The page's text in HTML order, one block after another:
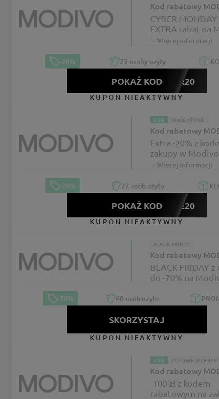
Kod rabatowy
CYBER
EXTRA rabat na
Więcej informacji
-20% 23 osoby użyły
POKAŻ KODCYBER20
KUPON NIEAKTYWNY
KOD WALENTYNKI
Kod rabatowy
Extra -20% z
zakupy w Modivo
Więcej informacji
-20% 27 osób użyło
POKAŻ KODLOVE20
KUPON NIEAKTYWNY
BLACK FRIDAY
Kod rabatowy
BLACK FRIDAY
do -70% na
-70% 60 osób użyło
SKORZYSTAJ
KUPON NIEAKTYWNY
KOD ZIMOWE
Kod rabatowy
-100 zł z kodem
rabatowym na